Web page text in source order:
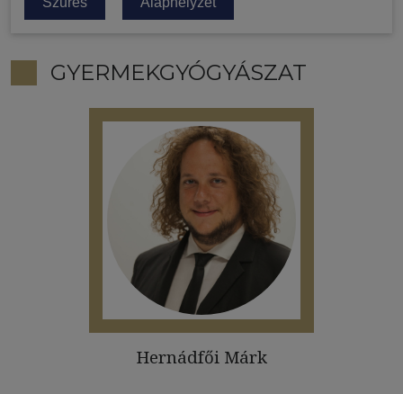
GYERMEKGYÓGYÁSZAT
Hernádfői Márk